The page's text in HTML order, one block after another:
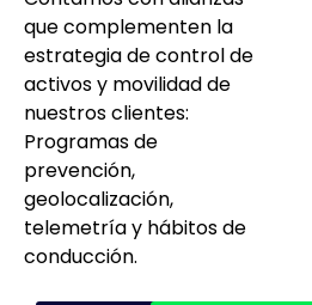
que complementen la
estrategia de control de
activos y movilidad de
nuestros clientes:
Programas de
prevención,
geolocalización,
telemetría y hábitos de
conducción.